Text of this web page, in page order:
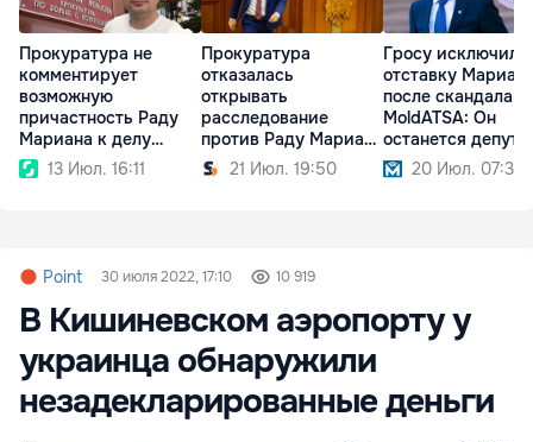
Прокуратура не
комментирует
возможную
причастность Раду
Мариана к делу
MoldATSA
13 Июл. 16:11
Прокуратура
отказалась
открывать
расследование
против Раду Мариана
по делу MoldATSA
21 Июл. 19:50
Гросу исключил
отставку
после скандала в
MoldATSA: Он
останется
20 Июл. 07:36
Point 30 июля 2022, 17:10 10 919
В Кишиневском аэропорту у
украинца обнаружили
незадекларированные деньги